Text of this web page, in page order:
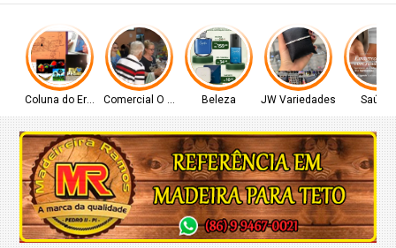
Coluna do ErnâniComercial O FerreiraBeleza JW Variedades Saúde!